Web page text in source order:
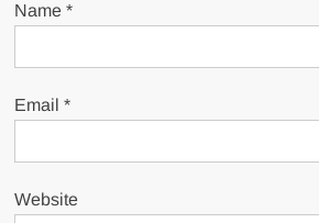
Name*
Email*
Website